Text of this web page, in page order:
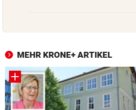
MEHR KRONE+ ARTIKEL